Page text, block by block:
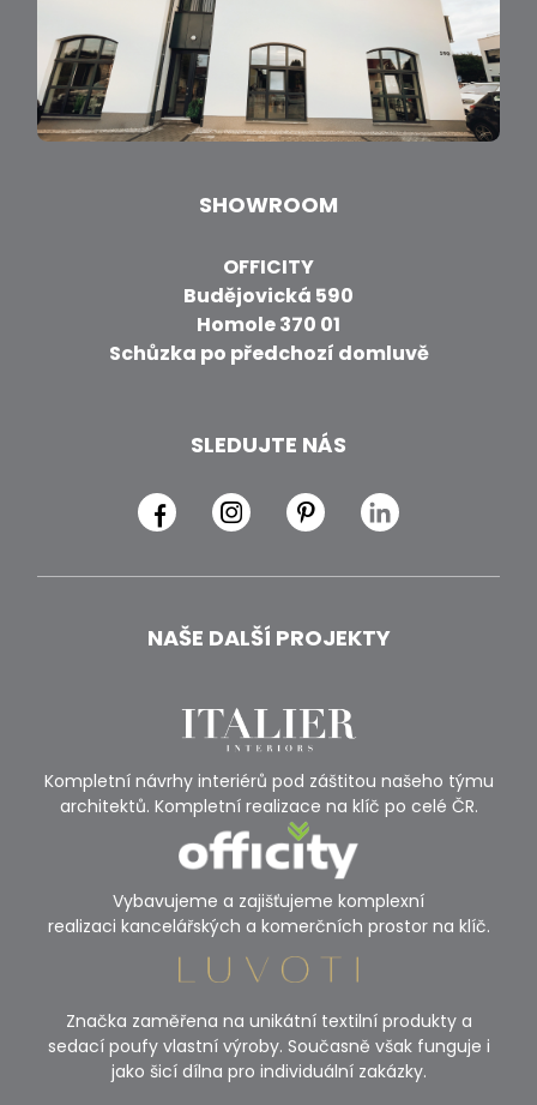
SHOWROOM
OFFICITY
Budějovická 590
Homole 370 01
Schůzka po předchozí domluvě
SLEDUJTE NÁS
NAŠE DALŠÍ PROJEKTY
Kompletní návrhy interiérů pod záštitou našeho týmu
architektů. Kompletní realizace na klíč po celé ČR.
Vybavujeme a zajišťujeme komplexní
realizaci kancelářských a komerčních prostor na klíč.
Značka zaměřena na unikátní textilní produkty a
sedací poufy vlastní výroby. Současně však funguje i
jako šicí dílna pro individuální zakázky.